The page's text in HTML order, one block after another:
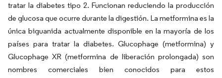
tratar la diabetes tipo 2. Funcionan reduciendo la producción
de glucosa que ocurre durante la digestión. La metformina es la
única biguanida actualmente disponible en la mayoría de los
países para tratar la diabetes. Glucophage (metformina) y
Glucophage XR (metformina de liberación prolongada) son
nombres comerciales bien conocidos para estos